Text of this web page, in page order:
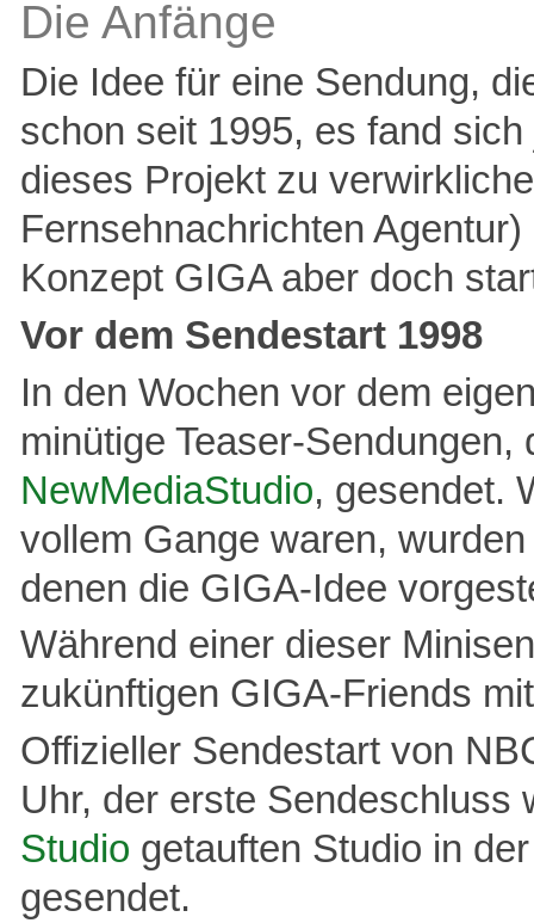
Die Anfänge
Die Idee für eine Sendung,
schon seit 1995, es fand
dieses Projekt zu
Fernsehnachrichten
Konzept GIGA aber doch
Vor dem Sendestart 1998
In den Wochen vor dem
minütige Teaser-
NewMediaStudio, gesendet.
vollem Gange waren,
denen die GIGA-Idee
Während einer dieser
zukünftigen GIGA-Friends
Offizieller Sendestart von
Uhr, der erste
Studio getauften Studio in
gesendet.